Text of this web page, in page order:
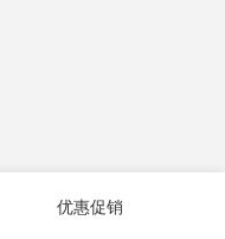
优惠促销